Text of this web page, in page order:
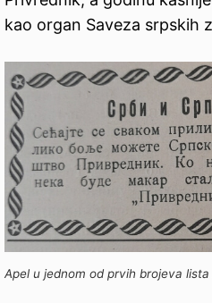
kao organ Saveza srpskih
Apel u jednom od prvih brojeva